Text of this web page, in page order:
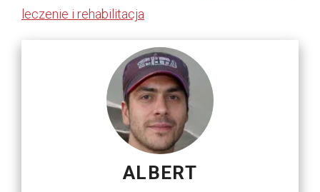
leczenie i rehabilitacja
ALBERT